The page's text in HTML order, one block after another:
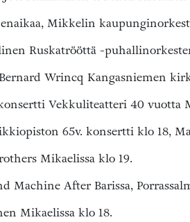
Mikkelin
Ruskatrööttä -
Wrincq Kangasniemen
Vekkuliteatteri 40 vuotta
65v. konsertti klo 18,
Mikaelissa klo 19.
Machine After Barissa,
Mikaelissa klo 18.